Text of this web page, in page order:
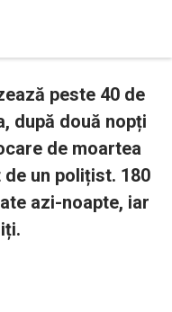
peste 40 de
după două nopți
de moartea
un polițist. 180
azi-noapte, iar